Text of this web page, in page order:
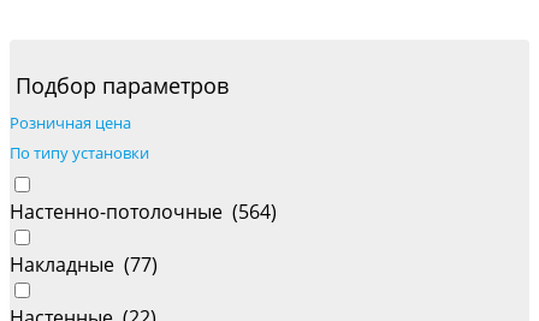
Подбор параметров
Розничная цена
По типу установки
Настенно-потолочные (564)
Накладные (77)